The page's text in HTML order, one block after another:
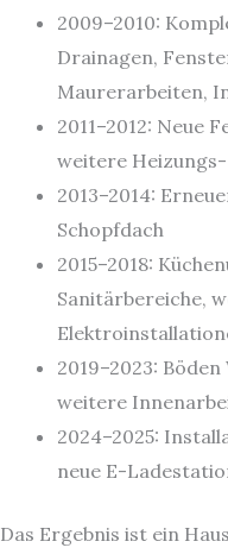
2009–2010:
Drainagen,
Maurerarbeiten,
2011–2012: Neue
weitere
2013–2014:
Schopfdach
2015–2018:
Sanitärbereiche,
2019–2023:
weitere
2024–2025:
neue E-
Das Ergebnis ist ein